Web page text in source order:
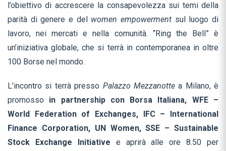
l’obiettivo di accrescere la consapevolezza sui temi della
parità di genere e del women empowerment sul luogo di
lavoro, nei mercati e nella comunità. “Ring the Bell” è
un’iniziativa globale, che si terrà in contemporanea in oltre
100 Borse nel mondo.
L’incontro si terrà presso Palazzo Mezzanottea Milano, è
promosso in partnership con Borsa Italiana, WFE –
World Federation of Exchanges, IFC – International
Finance Corporation, UN Women, SSE – Sustainable
Stock Exchange Initiative e aprirà alle ore 8.50 per